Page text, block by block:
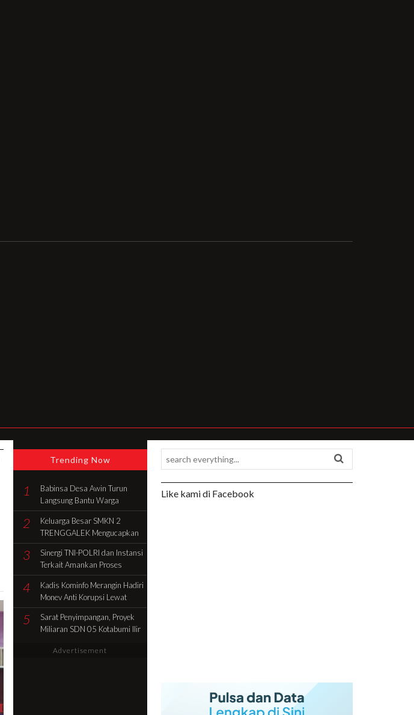
Trending Now
1
Babinsa Desa Awin Turun
Langsung Bantu Warga
Gotong Royong Bangun Rumah
di Batang Hari
2
Keluarga Besar SMKN 2
TRENGGALEK Mengucapkan
Selamat HUT Ke-81 RI
3
Sinergi TNI-POLRI dan Instansi
Terkait Amankan Proses
Pencocokan Fisik Objek
Sengketa di Kelurahan Selamat
4
Kadis Kominfo Merangin Hadiri
Monev Anti Korupsi Lewat
Zoom Dukung Penuh Desa
Sidolego Jadi Percontohan
Desa Anti Korupsi
5
Sarat Penyimpangan, Proyek
Miliaran SDN 05 Kotabumi Ilir
Advertisement
Like kami di Facebook